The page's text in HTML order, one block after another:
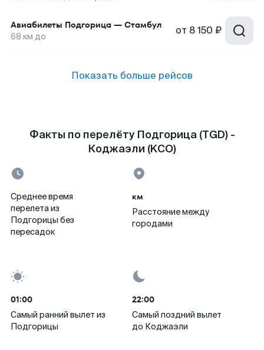
Авиабилеты Подгорица — Стамбул
68 км до от 8 150 ₽
Показать больше рейсов
Факты по перелёту Подгорица (TGD) -
Коджаэли (KCO)
Среднее время
перелета из
Подгорицы без
пересадок
км
Расстояние между
городами
01:00
Самый ранний вылет из
Подгорицы
22:00
Самый поздний вылет
до Коджаэли